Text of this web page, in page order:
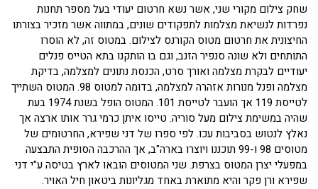
שחק צילום מקורי שני, אשר נשא חרטום יעודי בעל מספר תחנות
נפרדות לנשיאת מצלמות לתפקודים שונים, במתווה אשר מזכיר בצורתו
החיצונית את חרטום מטוס הקורנס לצילום. במטוס זה, לא הוסרו
התותחים ולא שונה סנפיר הזנב, וגם בו הותקנו בתא הטייס פנלים
יעודיים לבקרת מצלמה ואורך סרט, הכנסת נתונים למצלמה, בדיקת
מצלמה ופנל מנורות אזהרה למצלמה, בדומה למטוס 98. המטוס השתייך
לטייסת 119 אך הועבר לטייסת 101. המטוס הופל בשנת 1974 בעת
שהיה במשימת צילום מעל סוריה. טייסו איתן כרמי גרר אותו ארצה אך
נאלץ לנטוש בסביבות עכו. לפי ספרו של דני שפירא, החרטומים של
מטוסים 98 ו-99 תוכננו ויוצרו בארה"ב, אך ההרכבה הסופית התבצעה
במפעלי יצרן המטוס בצרפת. שני המטוסים הובאו לארץ בטיסה ע"י דני
שפירא ורן פקר והיא מתוארת באחד מגליונות ביטאון חיל האויר.